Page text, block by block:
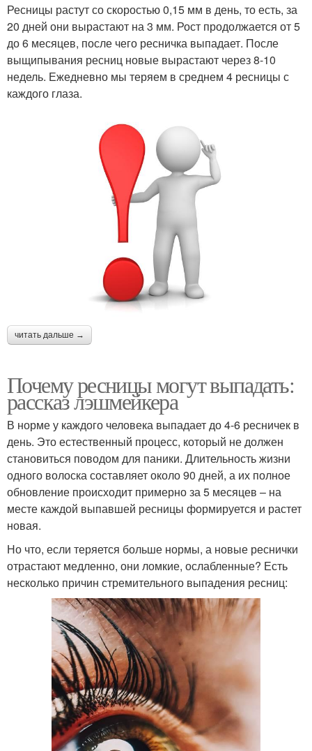
Ресницы растут со скоростью 0,15 мм в день, то есть, за
20 дней они вырастают на 3 мм. Рост продолжается от 5
до 6 месяцев, после чего ресничка выпадает. После
выщипывания ресниц новые вырастают через 8-10
недель. Ежедневно мы теряем в среднем 4 ресницы с
каждого глаза.
читать дальше →
Почему ресницы могут выпадать:
рассказ лэшмейкера
В норме у каждого человека выпадает до 4-6 ресничек в
день. Это естественный процесс, который не должен
становиться поводом для паники. Длительность жизни
одного волоска составляет около 90 дней, а их полное
обновление происходит примерно за 5 месяцев – на
месте каждой выпавшей ресницы формируется и растет
новая.
Но что, если теряется больше нормы, а новые реснички
отрастают медленно, они ломкие, ослабленные? Есть
несколько причин стремительного выпадения ресниц: